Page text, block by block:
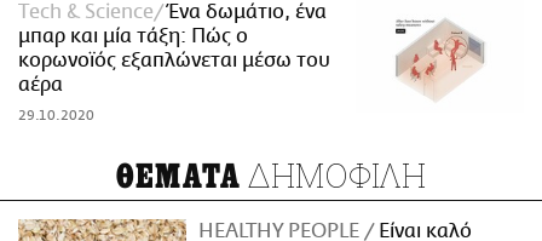
Τech & Science
Ένα δωμάτιο, ένα
μπαρ και μία τάξη: Πώς ο
κορωνοϊός εξαπλώνεται μέσω του
αέρα
29.10.2020
ΘΕΜΑΤΑ ΔΗΜΟΦΙΛΗ
HEALTHY PEOPLE
Είναι καλό